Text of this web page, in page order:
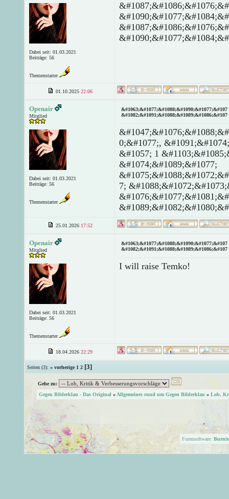
Dabei seit: 01.03.2021
Beiträge: 56
Themenstarter
01.10.2025 22:06
Openair
Mitglied
Dabei seit: 01.03.2021
Beiträge: 56
Themenstarter
&#1082;&#1091;&#1088;&#1089;&#1086;&#107
0;&#1077;,
&#1057; 1
&#1074;&#1089;&#1077;
7;
25.01.2026 17:52
Openair
Mitglied
Dabei seit: 01.03.2021
Beiträge: 56
Themenstarter
&#1082;&#1091;&#1088;&#1089;&#1086;&#107
I will raise Temko!
18.04.2026 22:29
Seiten (3): « vorherige 1 2 [3]
Gehe zu:
Gegen Bilderklau - Das Original » Allgemeines rund um Gegen Bilderklau » Lob,
Forensoftware: